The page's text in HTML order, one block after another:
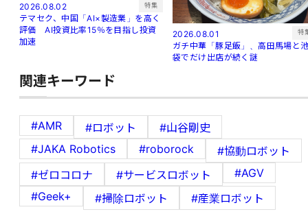
2026.08.02 特集
テマセク、中国「AI×製造業」を高く
評価 AI投資比率15％を目指し投資
加速
2026.08.01 特
ガチ中華「豚足飯」、高田馬場と
袋でだけ出店が続く謎
関連キーワード
#AMR #ロボット
#山谷剛史
#JAKA Robotics
#roborock
#協動ロボット
#ゼロコロナ
#サービスロボット
#AGV
#Geek+
#掃除ロボット #産業ロボット